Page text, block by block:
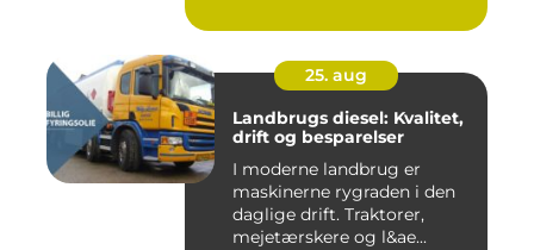
25. aug
Landbrugs diesel: Kvalitet,
drift og besparelser
I moderne landbrug er
maskinerne rygraden i den
daglige drift. Traktorer,
mejetærskere og l&ae...